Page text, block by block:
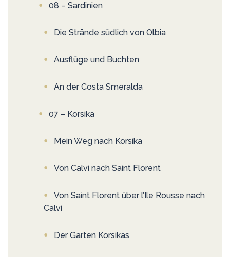
08 – Sardinien
Die Strände südlich von Olbia
Ausflüge und Buchten
An der Costa Smeralda
07 – Korsika
Mein Weg nach Korsika
Von Calvi nach Saint Florent
Von Saint Florent über l’Ile Rousse nach
Calvi
Der Garten Korsikas